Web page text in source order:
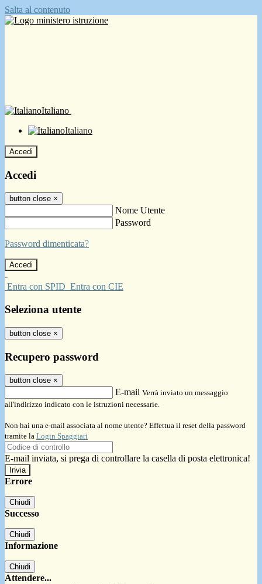
Salta al contenuto
Italiano
Italiano
Accedi
Accedi
button close ×
Nome Utente
Password
Password dimenticata?
-
Entra con SPID Entra con CIE
Seleziona utente
button close ×
Recupero password
button close ×
E-mail Verrà inviato un messaggio
all'indirizzo indicato con le istruzioni necessarie.
Non hai una e-mail associata al nome utente? Effettua il reset della password
tramite la Login Spaggiari
E-mail inviata, si prega di controllare la casella di posta elettronica!
Errore
Chiudi
Successo
Chiudi
Informazione
Chiudi
Attendere...